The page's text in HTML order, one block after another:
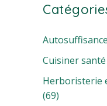
Autosuffisance
Cuisiner santé
Herboristerie
(69)